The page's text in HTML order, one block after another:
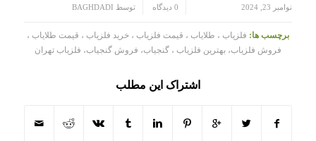
نوامبر 23, 2024 0 دیدگاه توسط BAGHDADI
برچسب ها: فلزیاب ، طلایاب ، قیمت فلزیاب ، خرید فلزیاب ، قیمت طلایاب ،
فروش فلزیاب، بهترین فلزیاب ، گنجیاب، فروش گنجیاب، فلزیاب تهران
اشتراک این مطلب